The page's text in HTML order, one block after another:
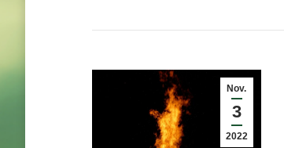
Nov.
3
2022